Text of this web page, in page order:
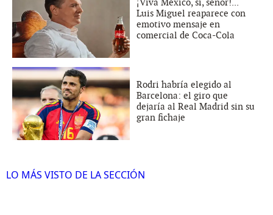
¡Viva México, sí, señor!...
Luis Miguel reaparece con
emotivo mensaje en
comercial de Coca-Cola
Rodri habría elegido al
Barcelona: el giro que
dejaría al Real Madrid sin su
gran fichaje
LO MÁS VISTO DE LA SECCIÓN